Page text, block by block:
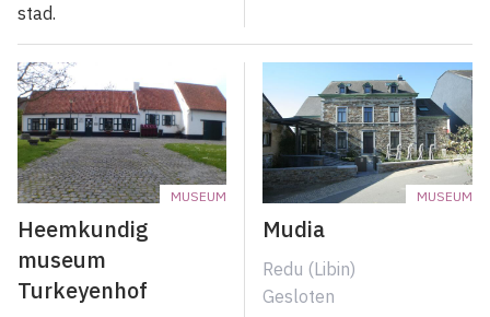
stad.
MUSEUM
Heemkundig
museum
Turkeyenhof
MUSEUM
Mudia
Redu (Libin)
Gesloten